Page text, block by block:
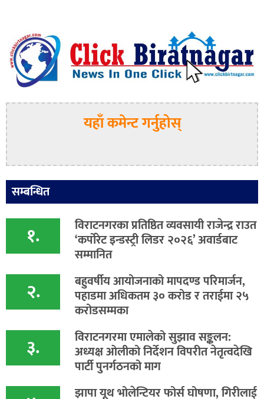
यहाँ कमेन्ट गर्नुहोस्
सम्बन्धित
१. विराटनगरका प्रतिष्ठित व्यवसायी राजेन्द्र राउत
‘कर्पोरेट इन्डस्ट्री लिडर २०२६’ अवार्डबाट
सम्मानित
२. बहुवर्षीय आयोजनाको मापदण्ड परिमार्जन,
पहाडमा अधिकतम ३० करोड र तराईमा २५
करोडसम्मका
३. विराटनगरमा एमालेको सुझाव सङ्कलन:
अध्यक्ष ओलीको निर्देशन विपरीत नेतृत्वदेखि
पार्टी पुनर्गठनको माग
झापा यूथ भोलेन्टियर फोर्स घोषणा, गिरीलाई